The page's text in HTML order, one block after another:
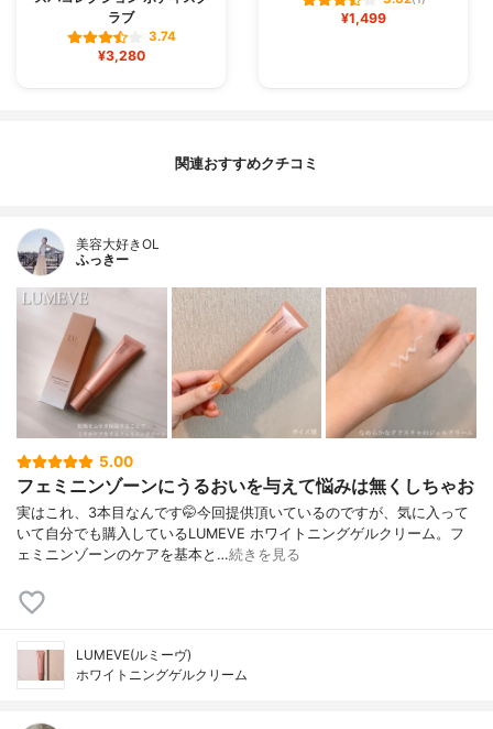
ラブ
3.74
¥3,280
¥1,499
関連おすすめクチコミ
美容大好きOL
ふっきー
5.00
フェミニンゾーンにうるおいを与えて悩みは無くしちゃお
実はこれ、3本目なんです🤭今回提供頂いているのですが、気に入って
いて自分でも購入しているLUMEVE ホワイトニングゲルクリーム。フ
ェミニンゾーンのケアを基本と…続きを見る
LUMEVE(ルミーヴ)
ホワイトニングゲルクリーム